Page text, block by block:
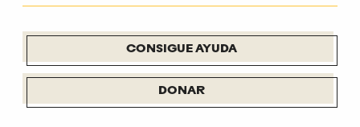
CONSIGUE AYUDA
DONAR